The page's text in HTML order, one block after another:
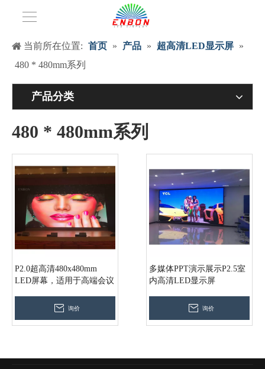
当前所在位置: 首页 » 产品 » 超高清LED显示屏 »
480 * 480mm系列
产品分类
480 * 480mm系列
P2.0超高清480x480mm
LED屏幕，适用于高端会议
询价
多媒体PPT演示展示P2.5室
内高清LED显示屏
询价